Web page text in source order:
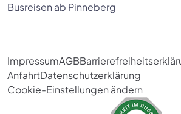
Busreisen ab Pinneberg
ImpressumAGB
AnfahrtDatenschutzerklärung
Cookie-Einstellungen ändern